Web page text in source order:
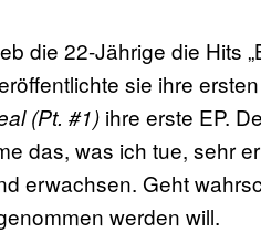
die 22-Jährige die Hits
sie ihre
(Pt. #1) ihre erste EP.
das, was ich tue, sehr
erwachsen. Geht
werden will.